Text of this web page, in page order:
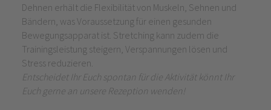
Dehnen erhält die Flexibilität von Muskeln, Sehnen und
Bändern, was Voraussetzung für einen gesunden
Bewegungsapparat ist. Stretching kann zudem die
Trainingsleistung steigern, Verspannungen lösen und
Stress reduzieren.
Entscheidet Ihr Euch spontan für die Aktivität könnt Ihr
Euch gerne an unsere Rezeption wenden!